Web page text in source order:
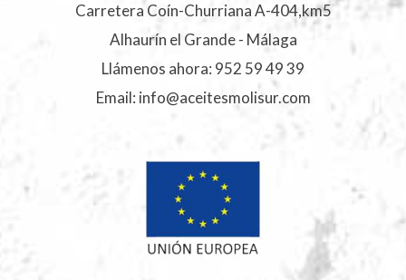
Carretera Coín-Churriana A-404,km5
Alhaurín el Grande - Málaga
Llámenos ahora: 952 59 49 39
Email: info@aceitesmolisur.com